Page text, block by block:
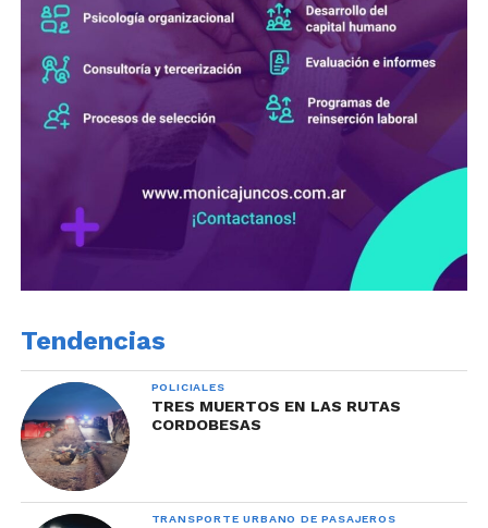
Tendencias
POLICIALES
TRES MUERTOS EN LAS RUTAS
CORDOBESAS
TRANSPORTE URBANO DE PASAJEROS